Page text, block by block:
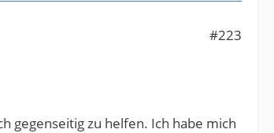
#223
gegenseitig zu helfen. Ich habe mich